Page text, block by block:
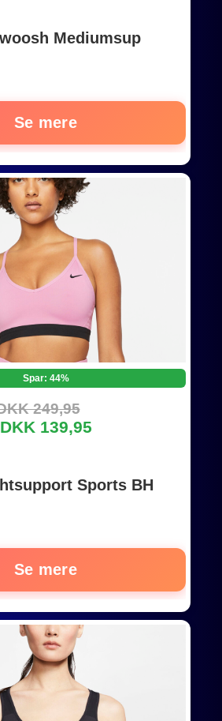
Mediumsup
Se mere
Spar: 44%
249,95
DKK 139,95
Sports BH
Se mere